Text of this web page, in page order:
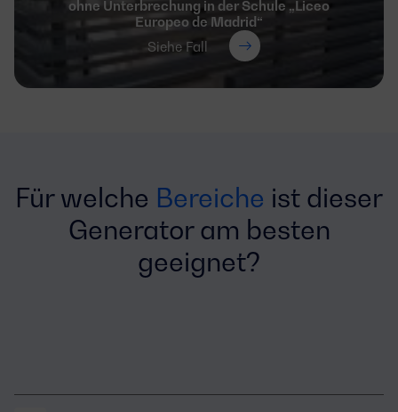
ohne Unterbrechung in der Schule „Liceo
Europeo de Madrid“
Siehe Fall
Für welche Bereiche ist dieser
Generator am besten
geeignet?